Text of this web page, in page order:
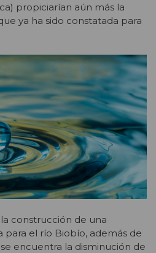
propiciarían aún más la
ya ha sido constatada para
construcción de una
para el río Biobío, además de
encuentra la disminución de